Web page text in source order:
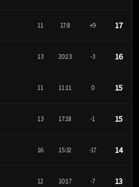
11 17:8 +9 17
13 20:23 -3 16
11 11:11 0 15
13 17:18 -1 15
16 15:32 -17 14
12 10:17 -7 13